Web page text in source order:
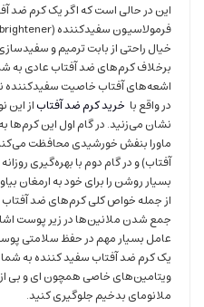
این در حالی است که اگر یک کرم ضد
خیال راحتی از بابت ترمیم و
برخلاف کرم‌های ضد آفتاب عادی به
اشعه‌های آفتاب خاصیت سفیدکننده
در واقع با خرید کرم ضد آفتاباز این
نشان می‌زنید. در گام اول این کرم‌ها
ماورا بنفش خورشیدی محافظت
آفتاب) و در گام دوم با بهره‌گیری
بسیار روشن را برای خود به ارمغان
از جمله خواص کلی کرم‌های ضد آفتاب
جمع شدن ملانین‌ها در زیر پوست
عامل بسیار مهم در حفظ سلامتی
یک کرم ضد آفتاب سفید کننده به
ویتامین‌های خاصی همچون ای و بی
ملانومای بدخیم جلوگیری کنید.